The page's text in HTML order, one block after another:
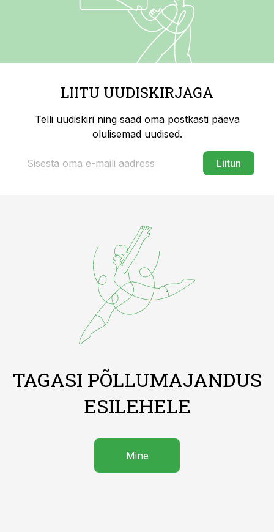
LIITU UUDISKIRJAGA
Telli uudiskiri ning saad oma postkasti päeva
olulisemad uudised.
Liitun
TAGASI PÕLLUMAJANDUS
ESILEHELE
Mine